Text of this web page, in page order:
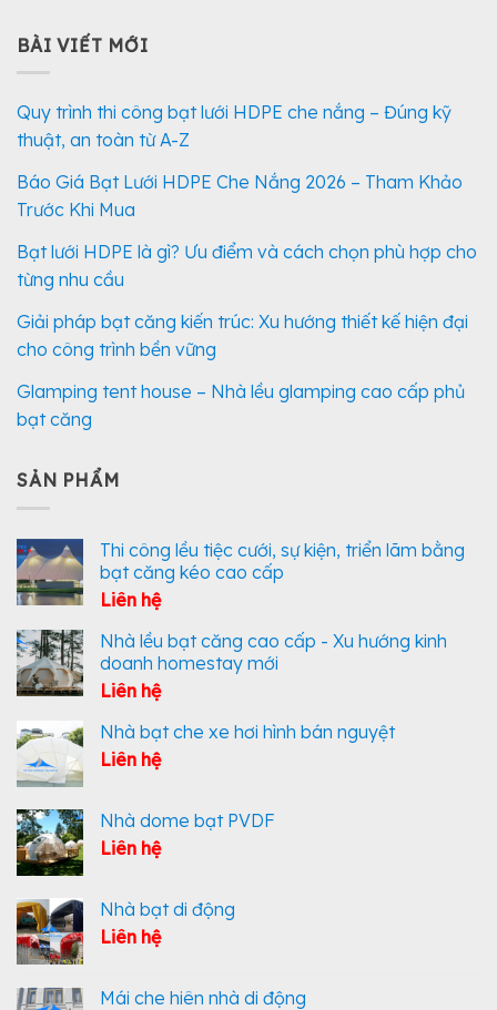
BÀI VIẾT MỚI
Quy trình thi công bạt lưới HDPE che nắng – Đúng kỹ
thuật, an toàn từ A-Z
Báo Giá Bạt Lưới HDPE Che Nắng 2026 – Tham Khảo
Trước Khi Mua
Bạt lưới HDPE là gì? Ưu điểm và cách chọn phù hợp cho
từng nhu cầu
Giải pháp bạt căng kiến trúc: Xu hướng thiết kế hiện đại
cho công trình bền vững
Glamping tent house – Nhà lều glamping cao cấp phủ
bạt căng
SẢN PHẨM
Thi công lều tiệc cưới, sự kiện, triển lãm bằng
bạt căng kéo cao cấp
Liên hệ
Nhà lều bạt căng cao cấp - Xu hướng kinh
doanh homestay mới
Liên hệ
Nhà bạt che xe hơi hình bán nguyệt
Liên hệ
Nhà dome bạt PVDF
Liên hệ
Nhà bạt di động
Liên hệ
Mái che hiên nhà di động